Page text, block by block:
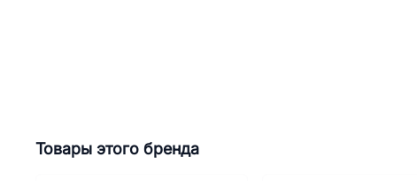
Товары этого бренда